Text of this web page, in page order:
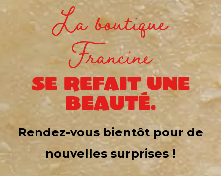
La boutique
Francine
se refait une
beauté.
Rendez-vous bientôt pour de
nouvelles surprises !